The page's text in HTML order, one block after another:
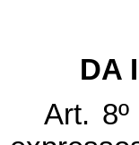
DA
Art.